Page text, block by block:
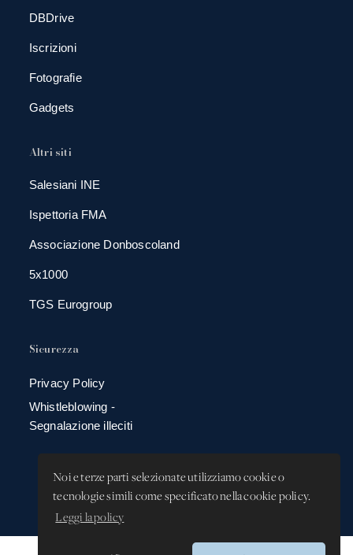
Noi e terze parti selezionate utilizziamo cookie o
tecnologie simili come specificato nella cookie policy.
Leggi la policy
DBDrive
Iscrizioni
Fotografie
Gadgets
Altri siti
Salesiani INE
Ispettoria FMA
Associazione Donboscoland
5x1000
TGS Eurogroup
Sicurezza
Privacy Policy
Whistleblowing -
Segnalazione illeciti